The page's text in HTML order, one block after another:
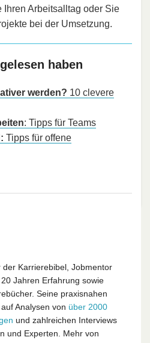
Ihren Arbeitsalltag oder Sie
bei der Umsetzung.
haben
werden? 10 clevere
: Tipps für Teams
Tipps für offene
der Karrierebibel, Jobmentor
Jahren Erfahrung sowie
Seine praxisnahen
Analysen von über 2000
und zahlreichen Interviews
und Experten. Mehr von